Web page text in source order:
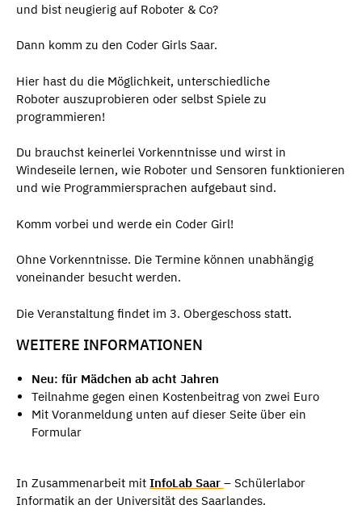
und bist neugierig auf Roboter & Co?
Dann komm zu den Coder Girls Saar.
Hier hast du die Möglichkeit, unterschiedliche
Roboter auszuprobieren oder selbst Spiele zu
programmieren!
Du brauchst keinerlei Vorkenntnisse und wirst in
Windeseile lernen, wie Roboter und Sensoren funktionieren
und wie Programmiersprachen aufgebaut sind.
Komm vorbei und werde ein Coder Girl!
Ohne Vorkenntnisse. Die Termine können unabhängig
voneinander besucht werden.
Die Veranstaltung findet im 3. Obergeschoss statt.
WEITERE INFORMATIONEN
Neu: für Mädchen ab acht Jahren
Teilnahme gegen einen Kostenbeitrag von zwei Euro
Mit Voranmeldung unten auf dieser Seite über ein
Formular
In Zusammenarbeit mit InfoLab Saar – Schülerlabor
Informatik an der Universität des Saarlandes.